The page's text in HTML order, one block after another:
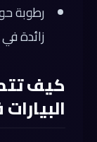
رطوبة
زائدة في
كيف